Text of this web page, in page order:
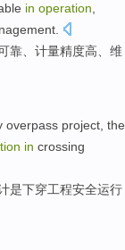
in operation,
.
靠、计量精度高、 维
overpass project , the
in crossing
是下穿工程安全运行